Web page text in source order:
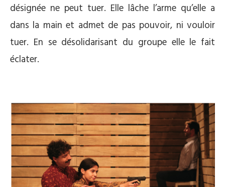
désignée ne peut tuer. Elle lâche l’arme qu’elle a
dans la main et admet de pas pouvoir, ni vouloir
tuer. En se désolidarisant du groupe elle le fait
éclater.